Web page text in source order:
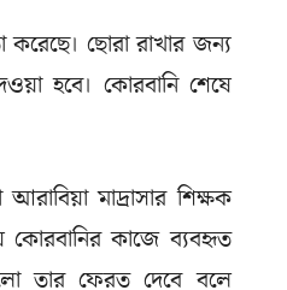
করেছে। ছোরা রাখার জন্য
হবে। কোরবানি শেষে
মাদ্রাসার শিক্ষক
কোরবানির কা‌জে ব্যবহৃত
তার ফেরত দেবে বলে